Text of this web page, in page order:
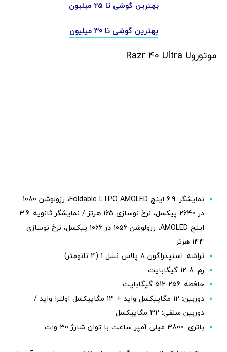
بهترین گوشی تا 25 میلیون
بهترین گوشی تا 30 میلیون
موتورولا Razr 40 Ultra
نمایشگر: 6.9 اینچ Foldable LTPO AMOLED، رزولوشن 1080
در 2640 پیکسل، نرخ نوسازی 165 هرتز / نمایشگر ثانویه: 3.6
اینچ AMOLED، رزولوشن 1056 در 1066 پیکسل، نرخ نوسازی
144 هرتز
تراشه: اسنپدراگون 8 پلاس نسل 1 (4 نانومتر)
رم: 8-12 گیگابایت
حافظه: 256-512 گیگابایت
دوربین: 12 مگاپیکسل واید + 13 مگاپیکسل اولترا واید /
دوربین سلفی: 32 مگاپیکسل
باتری: 3800 میلی آمپر ساعت با توان شارژ 30 وات